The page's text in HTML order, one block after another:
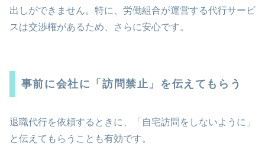
出しができません。特に、労働組合が運営する代行サービ
スは交渉権があるため、さらに安心です。
事前に会社に「訪問禁止」を伝えてもらう
退職代行を依頼するときに、「自宅訪問をしないように」
と伝えてもらうことも有効です。